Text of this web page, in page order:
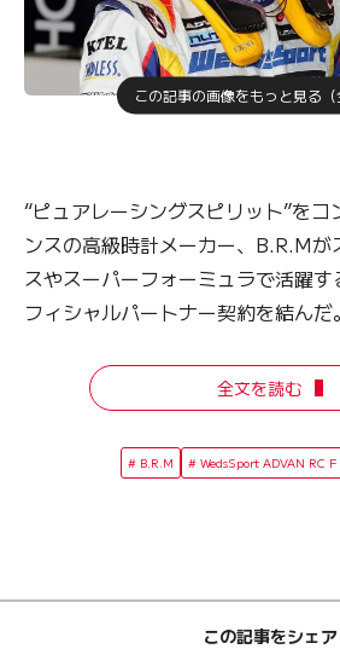
この記事の画像をもっと見る（
“ピュアレーシングスピリット”を
ンスの高級時計メーカー、B.R.M
スやスーパーフォーミュラで活躍
フィシャルパートナー契約を結んだ。
全文を読む
B.R.M WedsSport ADVAN RC F
この記事をシェア